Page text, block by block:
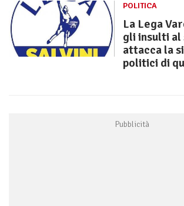
POLITICA
La Lega
gli insulti al
attacca la
politici di